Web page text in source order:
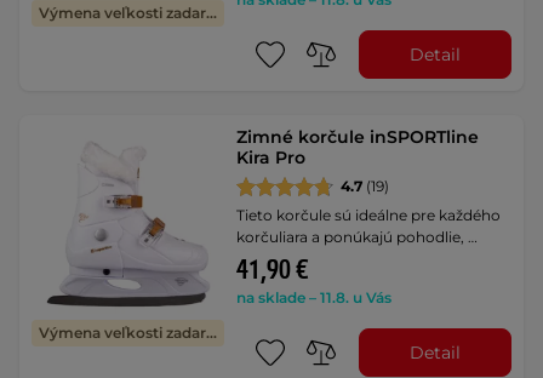
Výmena veľkosti zadarmo
Detail
Výmena veľkosti zadarmo
Zimné korčule inSPORTline
Kira Pro
4.7 (19)
Tieto korčule sú ideálne pre každého
korčuliara a ponúkajú pohodlie, …
41,90 €
na sklade – 11.8. u Vás
Detail